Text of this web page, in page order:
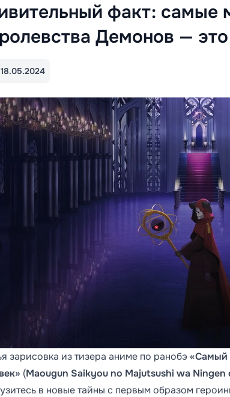
факт: самые
Демонов —
18.05.2024
зарисовка из тизера аниме по ранобэ «Самый
(Maougun Saikyou no Majutsushi wa
в новые тайны с первым образом